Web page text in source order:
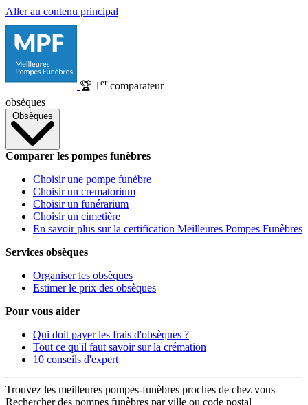
Aller au contenu principal
🏆 1 ercomparateur
obsèques
Obsèques
Comparer les pompes funèbres
Choisir une pompe funèbre
Choisir un crematorium
Choisir un funérarium
Choisir un cimetière
En savoir plus sur la certification Meilleures Pompes Funèbres
Services obsèques
Organiser les obsèques
Estimer le prix des obsèques
Pour vous aider
Qui doit payer les frais d'obsèques ?
Tout ce qu'il faut savoir sur la crémation
10 conseils d'expert
Trouvez les meilleures pompes-funèbres proches de chez vous
Rechercher des pompes funèbres par ville ou code postal